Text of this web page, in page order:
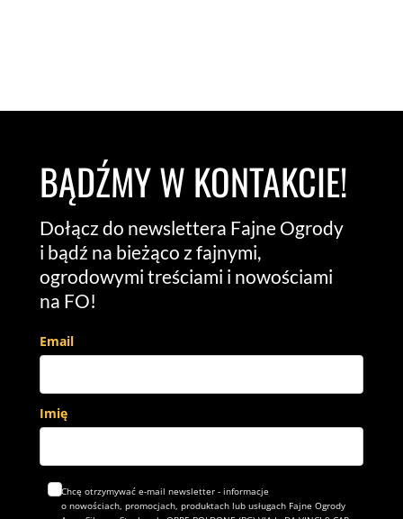
BĄDŹMY W KONTAKCIE!
Dołącz do newslettera Fajne Ogrody
i bądź na bieżąco z fajnymi,
ogrodowymi treściami i nowościami
na FO!
Email
Imię
Chcę otrzymywać e-mail newsletter - informacje
o nowościach, promocjach, produktach lub usługach Fajne Ogrody